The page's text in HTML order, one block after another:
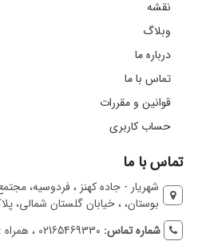
نقشه
وبلاگ
درباره ما
تماس با ما
قوانین و مقررات
حساب کاربری
تماس با ما
شهریار - جاده کهنز ، فردوسیه،
بوستان، ، خیابان گلستان شمالی، پلاک 7، کدپستی :
شماره تماس: 02165469330 ، همراه : 09120809195